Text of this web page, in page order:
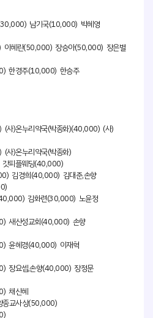
남기국(10,000) 박혜영
혜란(50,000) 장승아(50,000) 장은별
한경주(10,000) 한승주
(사)온누리약국(박종화)(40,000) (사)
사)온누리약국(박종화)
피플웨딩(40,000)
김경희(40,000) 김대준,손향
김화련(30,000) 노윤정
새산성교회(40,000) 손향
윤혜경(40,000) 이재혁
장요셉,손향(40,000) 장정문
채신혜
종교사상(50,000)